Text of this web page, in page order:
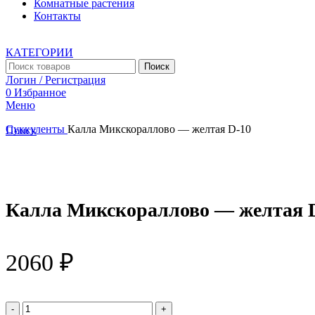
Комнатные растения
Контакты
КАТЕГОРИИ
Поиск
Логин / Регистрация
0 Избранное
Меню
Поиск
Суккуленты Калла Микскораллово — желтая D-10
Калла Микскораллово — желтая
2060 ₽
Количество